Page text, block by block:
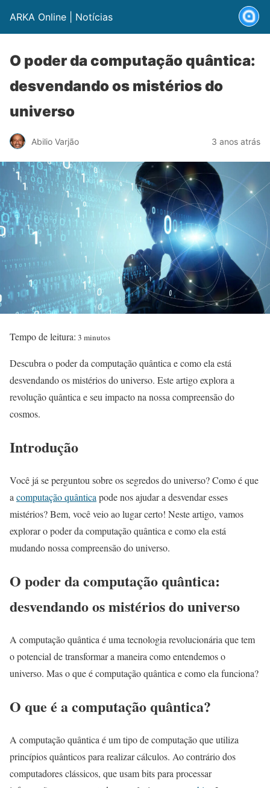
ARKA Online | Notícias
O poder da computação quântica:
desvendando os mistérios do
universo
Abilio Varjão 3 anos atrás
Tempo de leitura: 3 minutos
Descubra o poder da computação quântica e como ela está
desvendando os mistérios do universo. Este artigo explora a
revolução quântica e seu impacto na nossa compreensão do
cosmos.
Introdução
Você já se perguntou sobre os segredos do universo? Como é que
a computação quântica pode nos ajudar a desvendar esses
mistérios? Bem, você veio ao lugar certo! Neste artigo, vamos
explorar o poder da computação quântica e como ela está
mudando nossa compreensão do universo.
O poder da computação quântica:
desvendando os mistérios do universo
A computação quântica é uma tecnologia revolucionária que tem
o potencial de transformar a maneira como entendemos o
universo. Mas o que é computação quântica e como ela funciona?
O que é a computação quântica?
A computação quântica é um tipo de computação que utiliza
princípios quânticos para realizar cálculos. Ao contrário dos
computadores clássicos, que usam bits para processar